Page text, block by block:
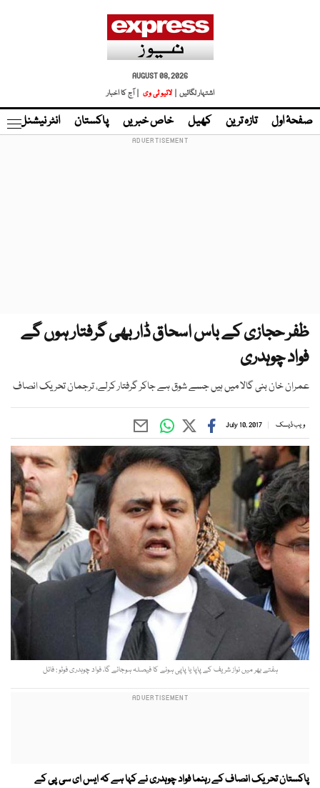
AUGUST 08, 2026
اشتہار لگائیں |
لائیو ٹی وی | آج کا اخبار
صفحۂ اول تازہ ترین کھیل خاص خبریں پاکستان انٹر نیشنل
ظفر حجازی کے باس اسحاق ڈار بھی گرفتار ہوں گے
فواد چوہدری
عمران خان بنی گالا میں ہیں جسے شوق ہے جاکر گرفتار کرلے، ترجمان تحریک انصاف
ویب ڈیسک July 10, 2017
ہفتے بھر میں نواز شریف کے پاپا یا پاپی ہونے کا فیصلہ ہوجائے گا، فواد چوہدری فوٹو : فائل
پاکستان تحریک انصاف کے رہنما فواد چوہدری نے کہا ہے کہ ایس ای سی پی کے